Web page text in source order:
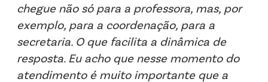
chegue não só para a professora, mas, por
exemplo, para a coordenação, para a
secretaria. O que facilita a dinâmica de
resposta. Eu acho que nesse momento do
atendimento é muito importante que a